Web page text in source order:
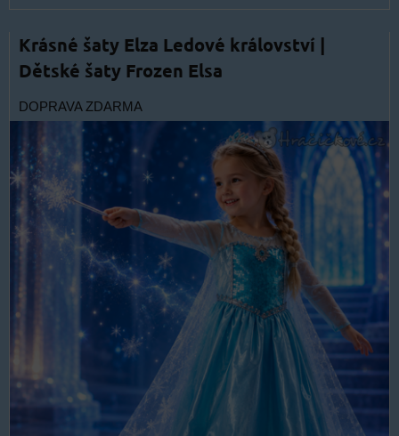
Krásné šaty Elza Ledové království |
Dětské šaty Frozen Elsa
DOPRAVA ZDARMA